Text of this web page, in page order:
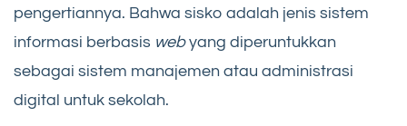
pengertiannya. Bahwa sisko adalah jenis sistem
informasi berbasis webyang diperuntukkan
sebagai sistem manajemen atau administrasi
digital untuk sekolah.